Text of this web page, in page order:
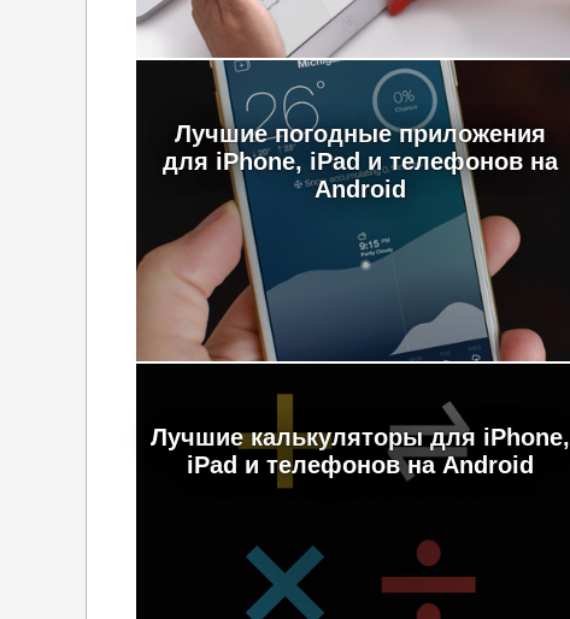
Лучшие погодные приложения
для iPhone, iPad и телефонов на
Android
Лучшие калькуляторы для iPhone,
iPad и телефонов на Android